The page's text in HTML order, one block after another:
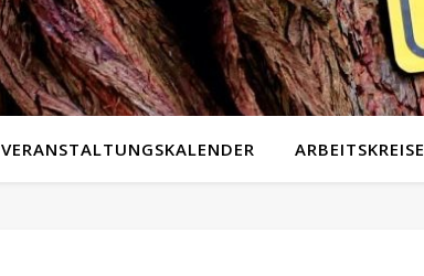
VERANSTALTUNGSKALENDER ARBEITSKREISE